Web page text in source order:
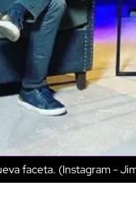
faceta. (Instagram -